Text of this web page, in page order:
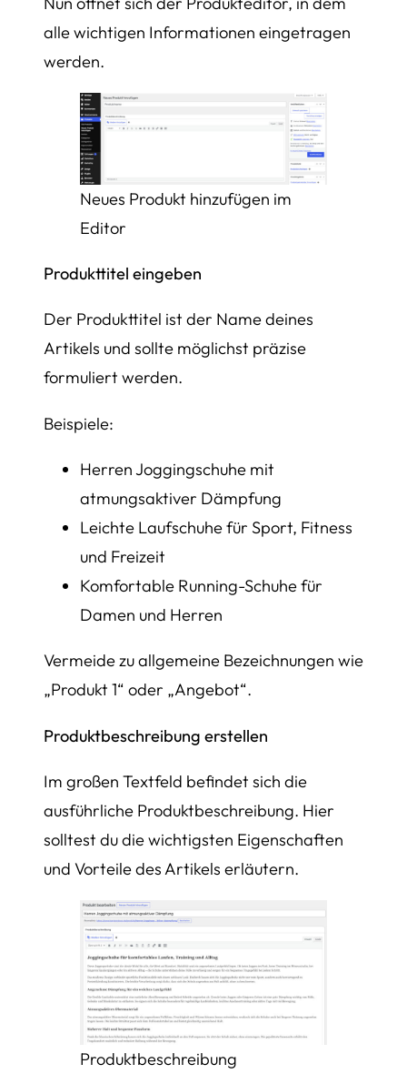
alle wichtigen Informationen eingetragen
werden.
Neues Produkt hinzufügen im
Editor
Produkttitel eingeben
Der Produkttitel ist der Name deines
Artikels und sollte möglichst präzise
formuliert werden.
Beispiele:
Herren Joggingschuhe mit
atmungsaktiver Dämpfung
Leichte Laufschuhe für Sport, Fitness
und Freizeit
Komfortable Running-Schuhe für
Damen und Herren
Vermeide zu allgemeine Bezeichnungen wie
„Produkt 1“ oder „Angebot“.
Produktbeschreibung erstellen
Im großen Textfeld befindet sich die
ausführliche Produktbeschreibung. Hier
solltest du die wichtigsten Eigenschaften
und Vorteile des Artikels erläutern.
Produktbeschreibung